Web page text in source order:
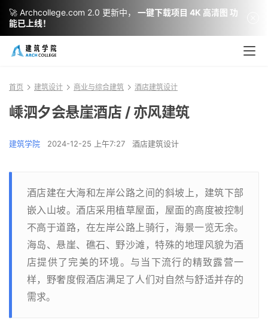
首页 建筑设计 商业与综合建筑 酒店建筑设计
嵊泗夕会悬崖酒店 / 亦风建筑
建筑学院 2024-12-25 上午7:27 酒店建筑设计
酒店建在大海和左岸公路之间的斜坡上，建筑下部
嵌入山坡。酒店采用植草屋面，屋面的高度被控制
不高于道路，在左岸公路上骑行，海景一览无余。
海岛、悬崖、礁石、野沙滩，特殊的地理风貌为酒
店提供了完美的环境。与当下流行的精致露营一
样，野奢度假酒店满足了人们对自然与舒适并存的
需求。
🚀 Archcollege.com 2.0 更新中，
一键下载项目 4K 高清图 功
能已上线！